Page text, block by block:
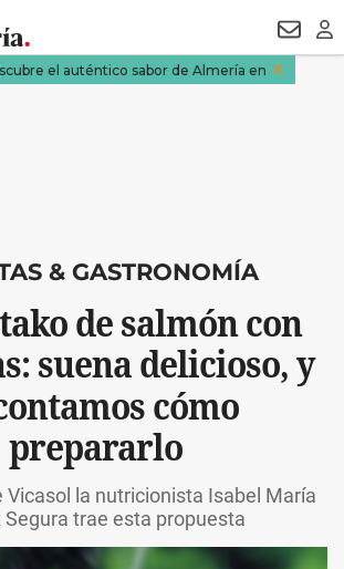
& GASTRONOMÍA
de salmón con
suena delicioso, y
cómo
prepararlo
Vicasol la nutricionista Isabel María
Segura trae esta propuesta